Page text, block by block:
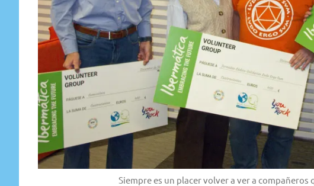
Siempre es un placer volver a ver a compañeros